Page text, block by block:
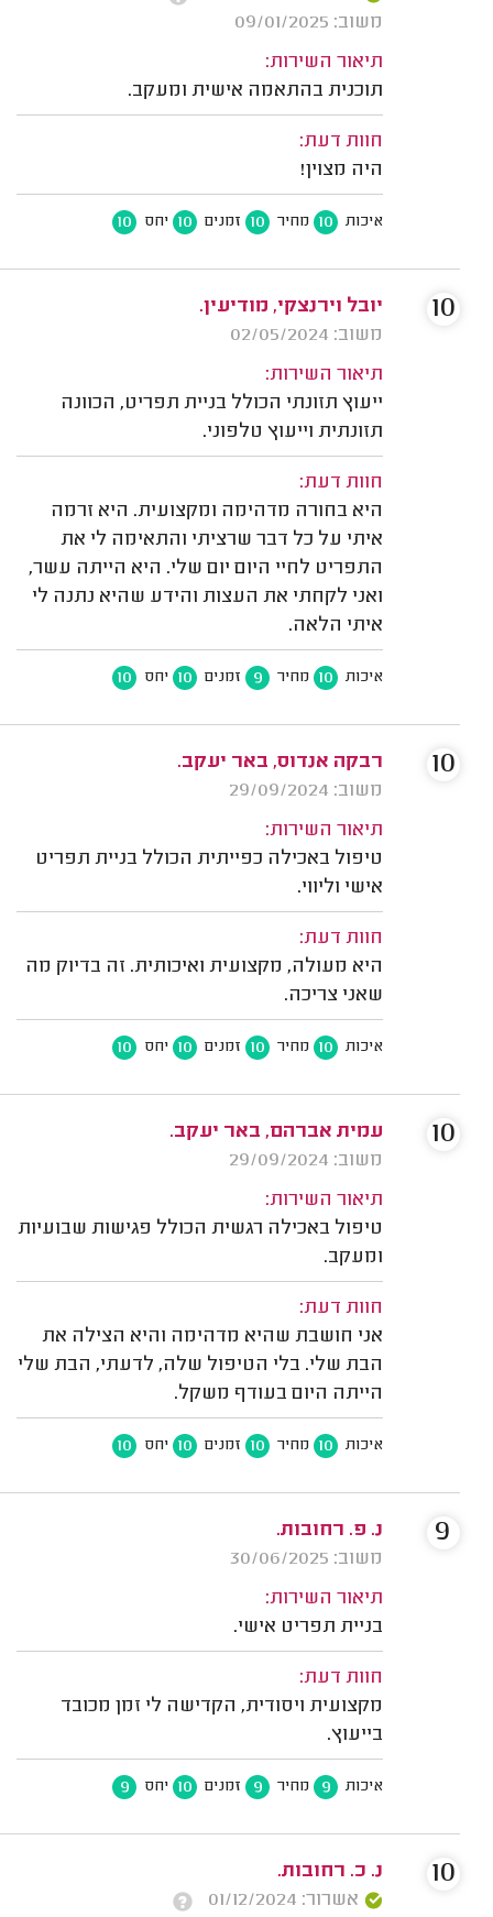
משוב: 09/01/2025
תיאור השירות:
תוכנית בהתאמה אישית ומעקב.
חוות דעת:
היה מצוין!
איכות 10 מחיר 10 זמנים 10 יחס 10
יובל וירנצקי, מודיעין.
משוב: 02/05/2024
תיאור השירות:
ייעוץ תזונתי הכולל בניית תפריט, הכוונה
תזונתית וייעוץ טלפוני.
חוות דעת:
היא בחורה מדהימה ומקצועית. היא זרמה
איתי על כל דבר שרציתי והתאימה לי את
התפריט לחיי היום יום שלי. היא הייתה עשר,
ואני לקחתי את העצות והידע שהיא נתנה לי
איתי הלאה.
איכות 10 מחיר 9 זמנים 10 יחס 10
10
רבקה אנדוס, באר יעקב.
משוב: 29/09/2024
תיאור השירות:
טיפול באכילה כפייתית הכולל בניית תפריט
אישי וליווי.
חוות דעת:
היא מעולה, מקצועית ואיכותית. זה בדיוק מה
שאני צריכה.
איכות 10 מחיר 10 זמנים 10 יחס 10
10
עמית אברהם, באר יעקב.
משוב: 29/09/2024
תיאור השירות:
טיפול באכילה רגשית הכולל פגישות שבועיות
ומעקב.
חוות דעת:
אני חושבת שהיא מדהימה והיא הצילה את
הבת שלי. בלי הטיפול שלה, לדעתי, הבת שלי
הייתה היום בעודף משקל.
איכות 10 מחיר 10 זמנים 10 יחס 10
10
נ. פ. רחובות.
משוב: 30/06/2025
תיאור השירות:
בניית תפריט אישי.
חוות דעת:
מקצועית ויסודית, הקדישה לי זמן מכובד
בייעוץ.
איכות 9 מחיר 9 זמנים 10 יחס 9
9
נ. כ. רחובות.
אשרור: 01/12/2024
10